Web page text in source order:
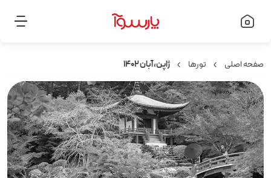
صفحه اصلی تورها ژاپن، آبان ۱۴۰۲